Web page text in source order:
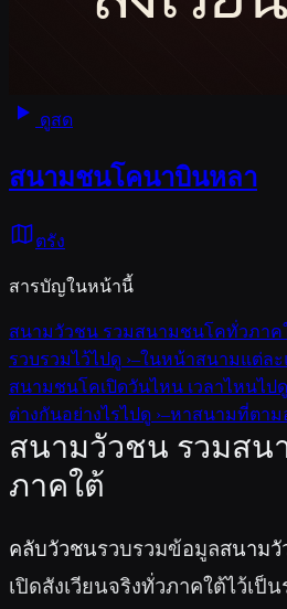
ดูสด
สนามชนโคนาบินหลา
ตรัง
สารบัญในหน้านี้
สนามวัวชน รวมสนามชนโคทั่วภาค
รวบรวมไว้ไปดู ›–ในหน้าสนามแต่ละ
สนามชนโคเปิดวันไหน เวลาไหนไป
ต่างกันอย่างไรไปดู ›–หาสนามที่ตาม
สนามวัวชน รวมสน
ภาคใต้
คลับวัวชนรวบรวมข้อมูลสนามวั
เปิดสังเวียนจริงทั่วภาคใต้ไว้เป็